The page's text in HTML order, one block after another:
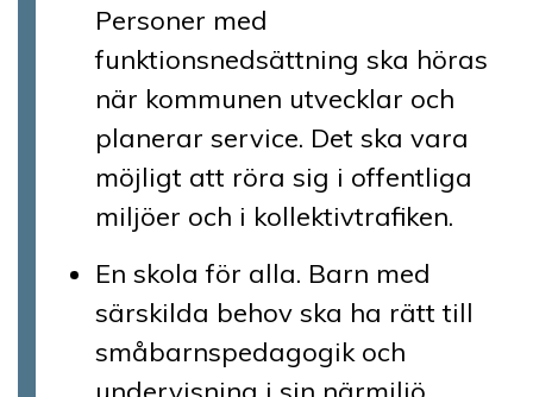
Personer med
funktionsnedsättning ska höras
när kommunen utvecklar och
planerar service. Det ska vara
möjligt att röra sig i offentliga
miljöer och i kollektivtrafiken.
En skola för alla. Barn med
särskilda behov ska ha rätt till
småbarnspedagogik och